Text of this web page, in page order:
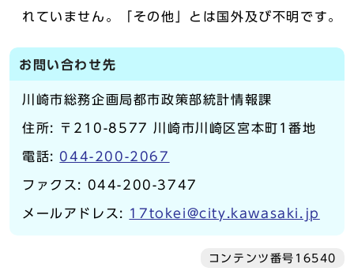
れていません。「その他」とは国外及び不明です。
お問い合わせ先
川崎市総務企画局都市政策部統計情報課
住所: 〒210-8577 川崎市川崎区宮本町1番地
電話: 044-200-2067
ファクス: 044-200-3747
メールアドレス: 17tokei@city.kawasaki.jp
コンテンツ番号16540